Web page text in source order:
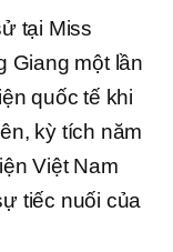
tại Miss
Giang một lần
quốc tế khi
kỳ tích năm
Việt Nam
tiếc nuối của